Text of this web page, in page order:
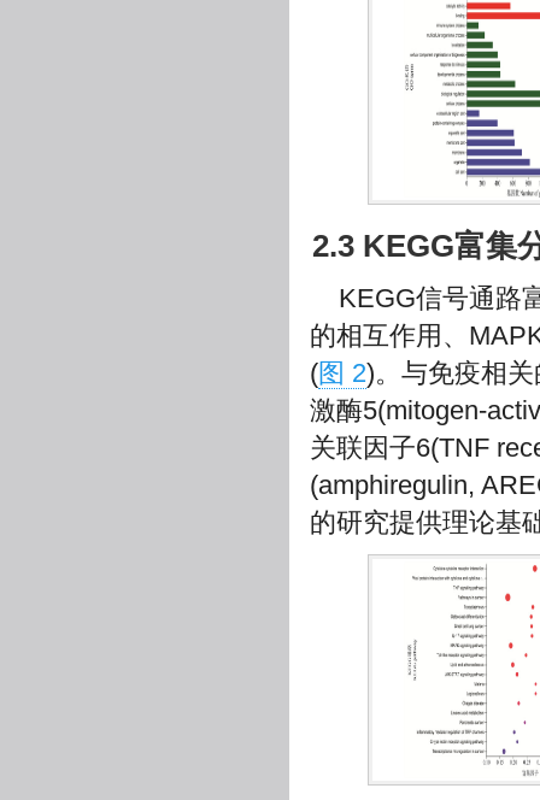
2.3 KEGG富集
KEGG信号通路
的相互作用、
(图 2)。与免疫相
激酶5(mitogen-
关联因子6(TNF
(amphiregulin,
的研究提供理论基